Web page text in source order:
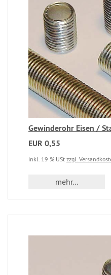
Gewinderohr Eisen /
EUR 0,55
inkl. 19 % USt zzgl.
mehr...